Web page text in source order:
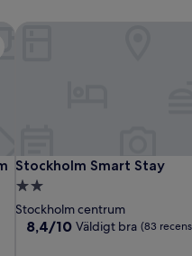
CityStockholm Smart Stay
Stockholm Smart Stay
2.0-
stjärnigt
boende
Stockholm centrum
8.4
8,4/10 Väldigt bra (83